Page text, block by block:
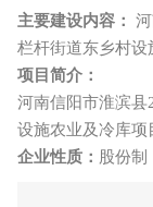
主要建设内容：
栏杆街道东乡村设
项目简介：
河南信阳市淮滨县
设施农业及冷库项
企业性质： 股份制